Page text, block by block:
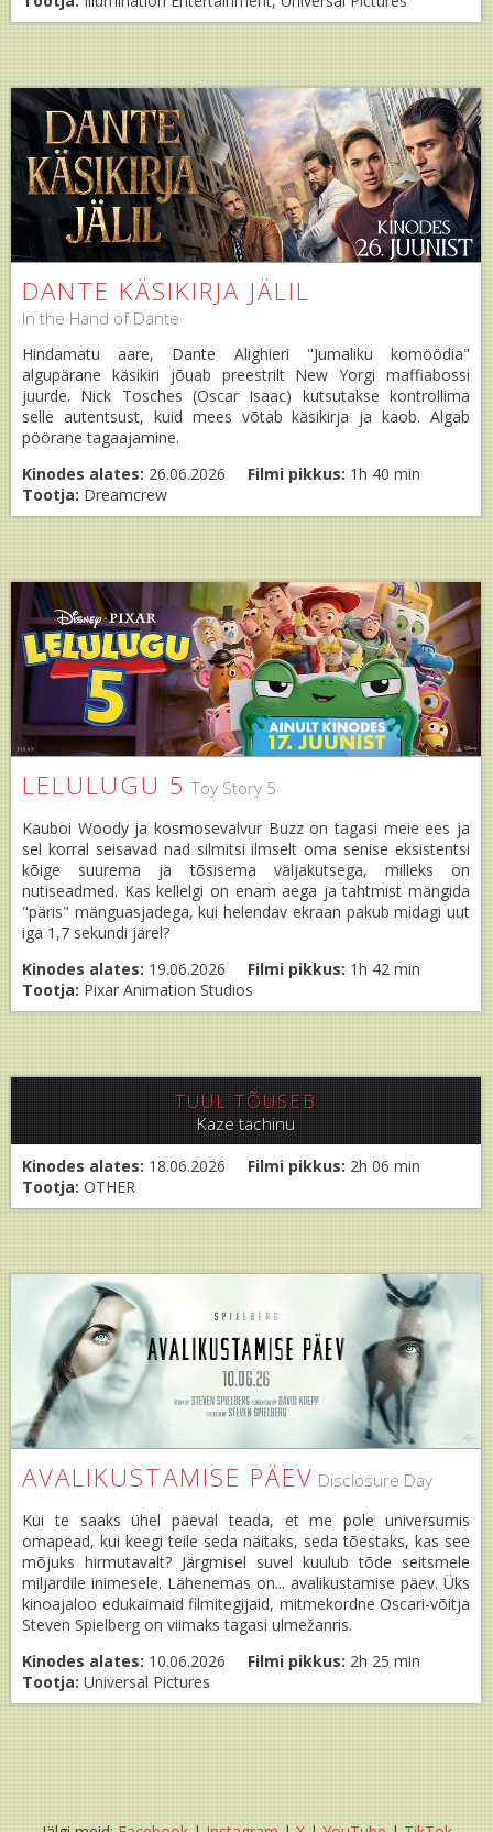
DANTE KÄSIKIRJA JÄLIL
In the Hand of Dante
Hindamatu aare, Dante Alighieri "Jumaliku komöödia"
algupärane käsikiri jõuab preestrilt New Yorgi maffiabossi
juurde. Nick Tosches (Oscar Isaac) kutsutakse kontrollima
selle autentsust, kuid mees võtab käsikirja ja kaob. Algab
pöörane tagaajamine.
Kinodes alates: 26.06.2026 Filmi pikkus: 1h 40 min
Tootja: Dreamcrew
LELULUGU 5 Toy Story 5
Kauboi Woody ja kosmosevalvur Buzz on tagasi meie ees ja
sel korral seisavad nad silmitsi ilmselt oma senise eksistentsi
kõige suurema ja tõsisema väljakutsega, milleks on
nutiseadmed. Kas kellelgi on enam aega ja tahtmist mängida
"päris" mänguasjadega, kui helendav ekraan pakub midagi uut
iga 1,7 sekundi järel?
Kinodes alates: 19.06.2026 Filmi pikkus: 1h 42 min
Tootja: Pixar Animation Studios
TUUL TÕUSEB
Kaze tachinu
Kinodes alates: 18.06.2026 Filmi pikkus: 2h 06 min
Tootja: OTHER
AVALIKUSTAMISE PÄEV Disclosure Day
Kui te saaks ühel päeval teada, et me pole universumis
omapead, kui keegi teile seda näitaks, seda tõestaks, kas see
mõjuks hirmutavalt? Järgmisel suvel kuulub tõde seitsmele
miljardile inimesele. Lähenemas on... avalikustamise päev. Üks
kinoajaloo edukaimaid filmitegijaid, mitmekordne Oscari-võitja
Steven Spielberg on viimaks tagasi ulmežanris.
Kinodes alates: 10.06.2026 Filmi pikkus: 2h 25 min
Tootja: Universal Pictures